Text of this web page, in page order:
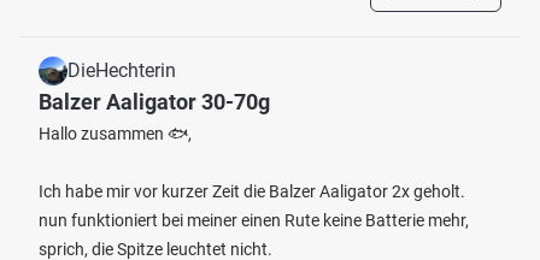
DieHechterin
Balzer Aaligator 30-70g
Hallo zusammen 🐟,
Ich habe mir vor kurzer Zeit die Balzer Aaligator 2x geholt.
nun funktioniert bei meiner einen Rute keine Batterie mehr,
sprich, die Spitze leuchtet nicht.